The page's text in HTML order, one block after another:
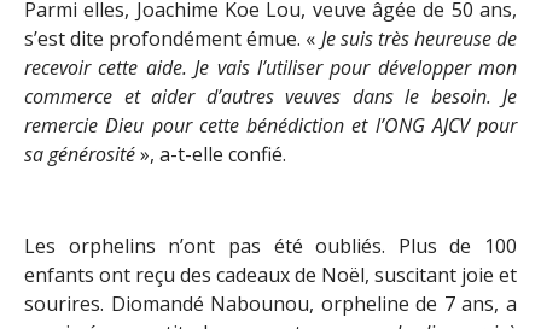
Parmi elles, Joachime Koe Lou, veuve âgée de 50 ans,
s’est dite profondément émue. « Je suis très heureuse de
recevoir cette aide. Je vais l’utiliser pour développer mon
commerce et aider d’autres veuves dans le besoin. Je
remercie Dieu pour cette bénédiction et l’ONG AJCV pour
sa générosité», a-t-elle confié.
Les orphelins n’ont pas été oubliés. Plus de 100
enfants ont reçu des cadeaux de Noël, suscitant joie et
sourires. Diomandé Nabounou, orpheline de 7 ans, a